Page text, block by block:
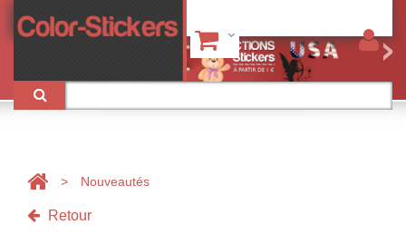
> Nouveautés
Retour